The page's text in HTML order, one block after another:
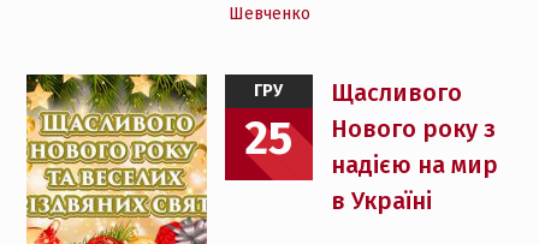
Шевченко
ГРУ
25
Щасливого
Нового року з
надією на мир
в Україні